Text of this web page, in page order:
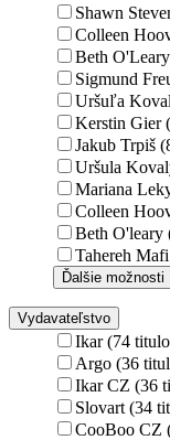
Shawn
Colleen
Beth
Sigmund
Uršuľa
Kerstin Gier
Jakub Trpiš
Uršula
Mariana
Colleen
Beth O'leary
Tahereh
Ďalšie možnosti
Vydavateľstvo
Ikar (74
Argo (36
Ikar CZ (36
Slovart (34
CooBoo CZ